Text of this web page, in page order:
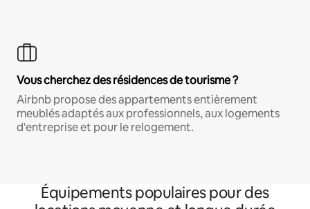
Vous cherchez des résidences de tourisme ?
Airbnb propose des appartements entièrement
meublés adaptés aux professionnels, aux logements
d'entreprise et pour le relogement.
Équipements populaires pour des